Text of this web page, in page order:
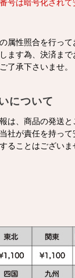
号は暗号化されて
属性照合を行っ
ます為、決済ま
了承下さいませ。
について
は、商品の発送と
社が責任を持っ
ることはございま